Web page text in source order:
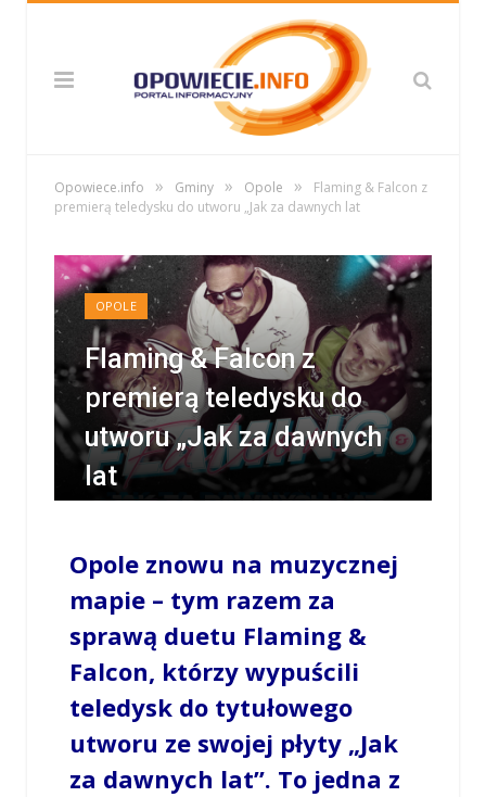
Opowiece.info » Gminy » Opole »
Flaming & Falcon z
premierą teledysku do utworu „Jak za dawnych lat
OPOLE
Flaming & Falcon z
premierą teledysku do
utworu „Jak za dawnych
lat
Opole znowu na muzycznej
mapie – tym razem za
sprawą duetu Flaming &
Falcon, którzy wypuścili
teledysk do tytułowego
utworu ze swojej płyty „Jak
za dawnych lat”. To jedna z